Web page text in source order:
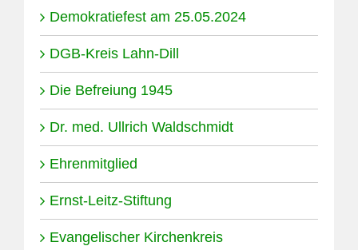
Demokratiefest am 25.05.2024
DGB-Kreis Lahn-Dill
Die Befreiung 1945
Dr. med. Ullrich Waldschmidt
Ehrenmitglied
Ernst-Leitz-Stiftung
Evangelischer Kirchenkreis